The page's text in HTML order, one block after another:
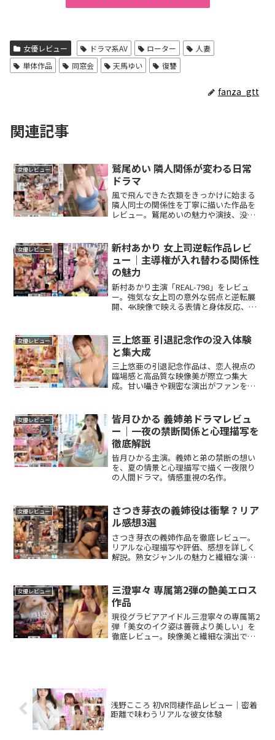
女優レビュー ドラマ系AV ローター
人妻
単体作品
同窓会 天馬ゆい 復讐
fanza_gtt
関連記事
女優レビュー
鷲尾めい 隣人関係が変わる日常
ドラマ
風で飛んできた衣類をきっかけに始まる
隣人同士の関係性を丁寧に描いた作品を
レビュー。鷲尾めいの魅力や演技、没入
女優レビュー
新村あかり 女上司逆転作品レビ
ュー｜主導権が入れ替わる関係性
の魅力
新村あかり主演「REAL-798」をレビュ
ー。強気な女上司の意外な弱点と逆転展
開、4K映像で映える表情と身体反応、心
女優レビュー
三上悠亜 引退記念作の没入体験
と集大成
三上悠亜の引退記念作品は、恋人視点の
臨場感と高品質な映像美が際立つ集大
成。甘い囁きや親密な演出がファンを魅
女優レビュー
皆月ひかる 義姉弟ドラマレビュ
ー｜一夜の禁断関係と心理描写を
徹底解説
皆月ひかる主演。義姉と弟の禁断の想い
を、夏の情景と心理描写で描く一夜限り
の人間ドラマ。情感重視の名作。
女優レビュー
さつき芽衣の義姉役は衝撃？リア
ル感想3選
さつき芽衣の義姉作品を徹底レビュー。
リアルな心理描写や評価、感想を詳しく
解説。熟女ジャンルの魅力と繊細な演技
女優レビュー
三澄寧々 専属第2弾の艶美エロス
作品
現役グラビアアイドル三澄寧々の専属第2
弾「美女のイク姿は薔薇より美しい」を
徹底レビュー。映像美と繊細な演出で彼
浅野こころ 初VR同棲作品レビュー｜密着
距離で味わうリアルな彼女体験